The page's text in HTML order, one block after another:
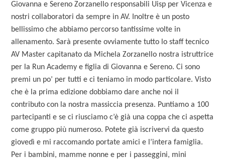
Giovanna e Sereno Zorzanello responsabili Uisp per Vicenza e
nostri collaboratori da sempre in AV. Inoltre è un posto
bellissimo che abbiamo percorso tantissime volte in
allenamento. Sarà presente ovviamente tutto lo staff tecnico
AV Master capitanato da Michela Zorzanello nostra istruttrice
per la Run Academy e figlia di Giovanna e Sereno. Ci sono
premi un po’ per tutti e ci teniamo in modo particolare. Visto
che è la prima edizione dobbiamo dare anche noi il
contributo con la nostra massiccia presenza. Puntiamo a 100
partecipanti e se ci riusciamo c’è già una coppa che ci aspetta
come gruppo più numeroso. Potete già iscrivervi da questo
giovedì e mi raccomando portate amici e l’intera famiglia.
Per i bambini, mamme nonne e per i passeggini, mini